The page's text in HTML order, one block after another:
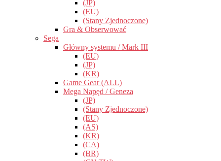
(JP)
(EU)
(Stany Zjednoczone)
Gra & Obserwować
Sega
Główny systemu / Mark III
(EU)
(JP)
(KR)
Game Gear (ALL)
Mega Napęd / Geneza
(JP)
(Stany Zjednoczone)
(EU)
(AS)
(KR)
(CA)
(BR)